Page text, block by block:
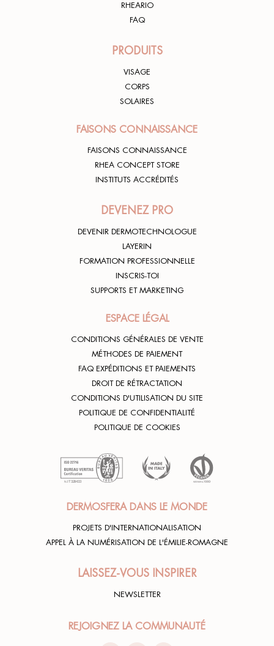
RHEARIO
FAQ
PRODUITS
VISAGE
CORPS
SOLAIRES
FAISONS CONNAISSANCE
FAISONS CONNAISSANCE
RHEA CONCEPT STORE
INSTITUTS ACCRÉDITÉS
DEVENEZ PRO
DEVENIR DERMOTECHNOLOGUE
LAYERIN
FORMATION PROFESSIONNELLE
INSCRIS-TOI
SUPPORTS ET MARKETING
ESPACE LÉGAL
CONDITIONS GÉNÉRALES DE VENTE
MÉTHODES DE PAIEMENT
FAQ EXPÉDITIONS ET PAIEMENTS
DROIT DE RÉTRACTATION
CONDITIONS D'UTILISATION DU SITE
POLITIQUE DE CONFIDENTIALITÉ
POLITIQUE DE COOKIES
DERMOSFERA DANS LE MONDE
PROJETS D'INTERNATIONALISATION
APPEL À LA NUMÉRISATION DE L'ÉMILIE-ROMAGNE
LAISSEZ-VOUS INSPIRER
NEWSLETTER
REJOIGNEZ LA COMMUNAUTÉ